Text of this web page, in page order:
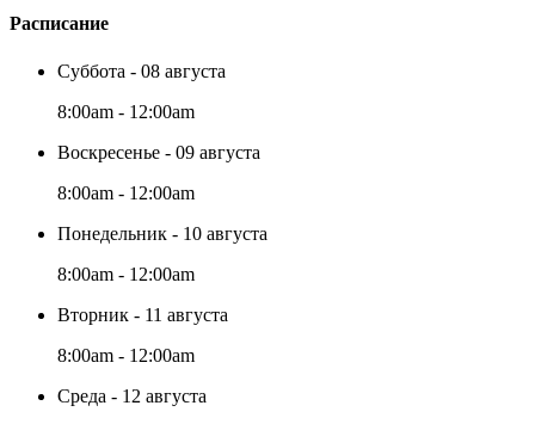
Расписание
Суббота - 08 августа
8:00am - 12:00am
Воскресенье - 09 августа
8:00am - 12:00am
Понедельник - 10 августа
8:00am - 12:00am
Вторник - 11 августа
8:00am - 12:00am
Среда - 12 августа